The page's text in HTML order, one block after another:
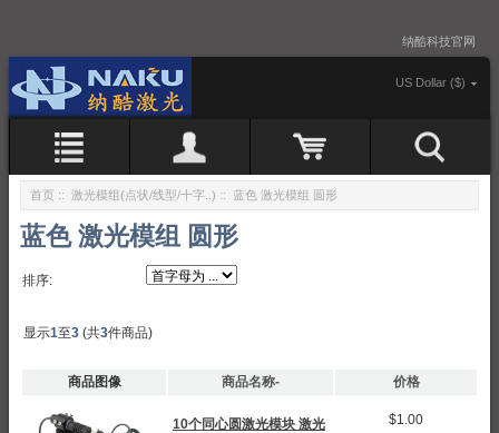
纳酷科技官网
US Dollar ($)
首页 :: 激光模组(点状/线型/十字..) :: 蓝色 激光模组 圆形
蓝色 激光模组 圆形
排序:
显示1至3 (共3件商品)
商品图像 商品名称- 价格
10个同心圆激光模块 激光
$1.00